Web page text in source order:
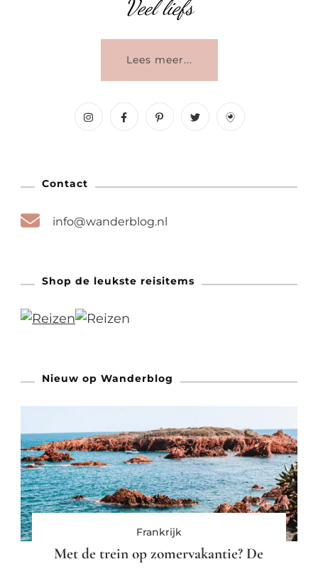
Veel liefs
Lees meer...
Contact
info@wanderblog.nl
Shop de leukste reisitems
Nieuw op Wanderblog
Frankrijk
Met de trein op zomervakantie? De